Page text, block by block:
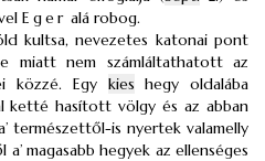
Eger alá robog.
kultsa, nevezetes katonai pont
miatt nem számláltathatott az
közzé. Egy kies hegy oldalába
ketté hasított völgy és az abban
természettől-is nyertek valamelly
magasabb hegyek az ellenséges